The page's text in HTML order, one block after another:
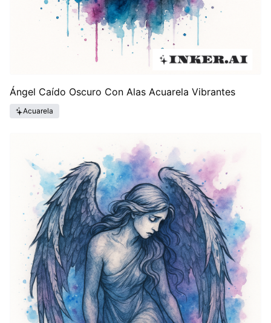
Ángel Caído Oscuro Con Alas Acuarela Vibrantes
Acuarela